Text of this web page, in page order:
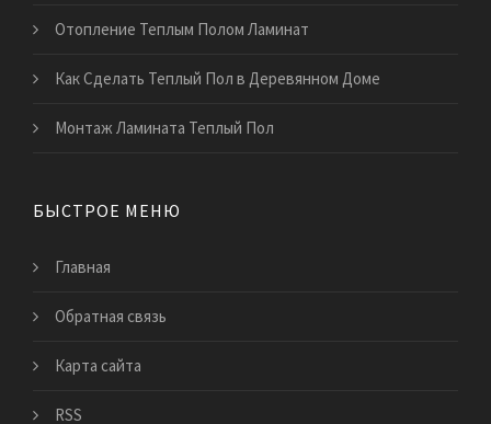
Отопление Теплым Полом Ламинат
Как Сделать Теплый Пол в Деревянном Доме
Монтаж Ламината Теплый Пол
БЫСТРОЕ МЕНЮ
Главная
Обратная связь
Карта сайта
RSS